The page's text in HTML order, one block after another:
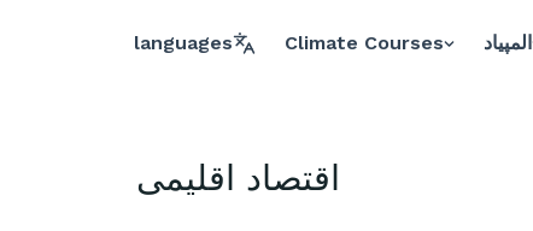
Climate Courses المپیاد languages
اقتصاد اقلیمی